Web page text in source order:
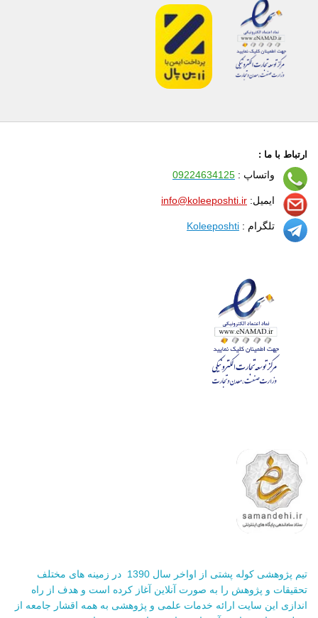
ارتباط با ما :
واتساپ : 09224634125
ایمیل: info@koleeposhti.ir
تلگرام : Koleeposhti
تیم پژوهشی کوله پشتی از اواخر سال 1390 در زمینه های مختلف
تحقیقات و پژوهش را به صورت آنلاین آغاز کرده است و هدف از راه
اندازی این سایت ارائه خدمات علمی و پژوهشی به همه اقشار جامعه از